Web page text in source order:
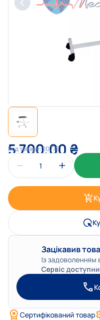
5 700,00₴
Код товару:20775
Зацікавив
Із задоволенням
Сервіс
Сертифікований товар